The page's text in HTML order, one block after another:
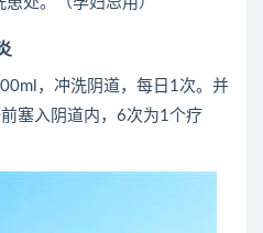
，冲洗阴道，每日1次。并
塞入阴道内，6次为1个疗